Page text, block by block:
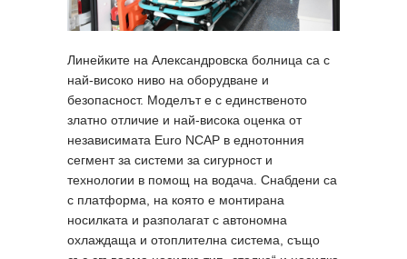
Линейките на Александровска болница са с
най-високо ниво на оборудване и
безопасност. Моделът е с единственото
златно отличие и най-висока оценка от
независимата Euro NCAP в еднотонния
сегмент за системи за сигурност и
технологии в помощ на водача. Снабдени са
с платформа, на която е монтирана
носилката и разполагат с автономна
охлаждаща и отоплителна система, също